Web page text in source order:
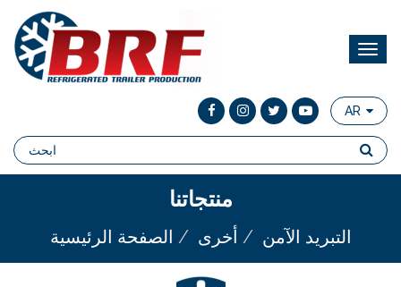
AR
منتجاتنا
الصفحة الرئيسية أخرى التبريد الآمن